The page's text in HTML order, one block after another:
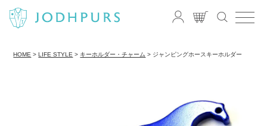
HOME LIFE STYLE キーホルダー・チャーム ジャンピングホースキーホルダー